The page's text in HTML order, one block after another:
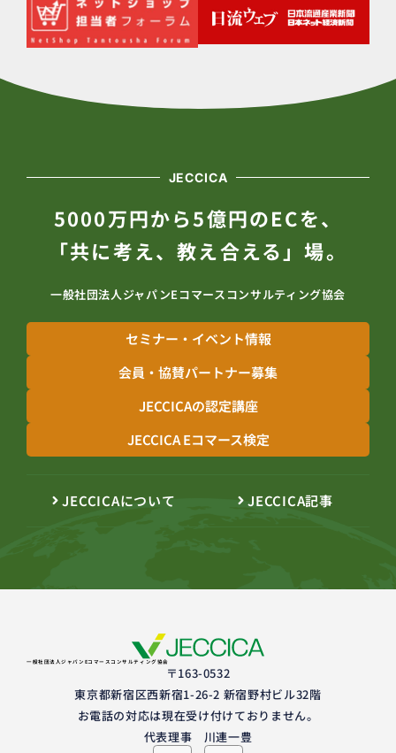
JECCICA
5000万円から5億円のECを、
「共に考え、教え合える」場。
一般社団法人ジャパンEコマースコンサルティング協会
セミナー・イベント情報
会員・協賛パートナー募集
JECCICAの認定講座
JECCICA Eコマース検定
JECCICAについて JECCICA記事
一般社団法人ジャパンEコマースコンサルティング協会
〒163-0532
東京都新宿区西新宿1-26-2 新宿野村ビル32階
お電話の対応は現在受け付けておりません。
代表理事 川連一豊